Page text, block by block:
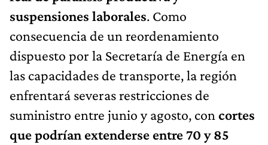
suspensiones laborales. Como
consecuencia de un reordenamiento
dispuesto por la Secretaría de Energía en
las capacidades de transporte, la región
enfrentará severas restricciones de
suministro entre junio y agosto, con cortes
que podrían extenderse entre 70 y 85